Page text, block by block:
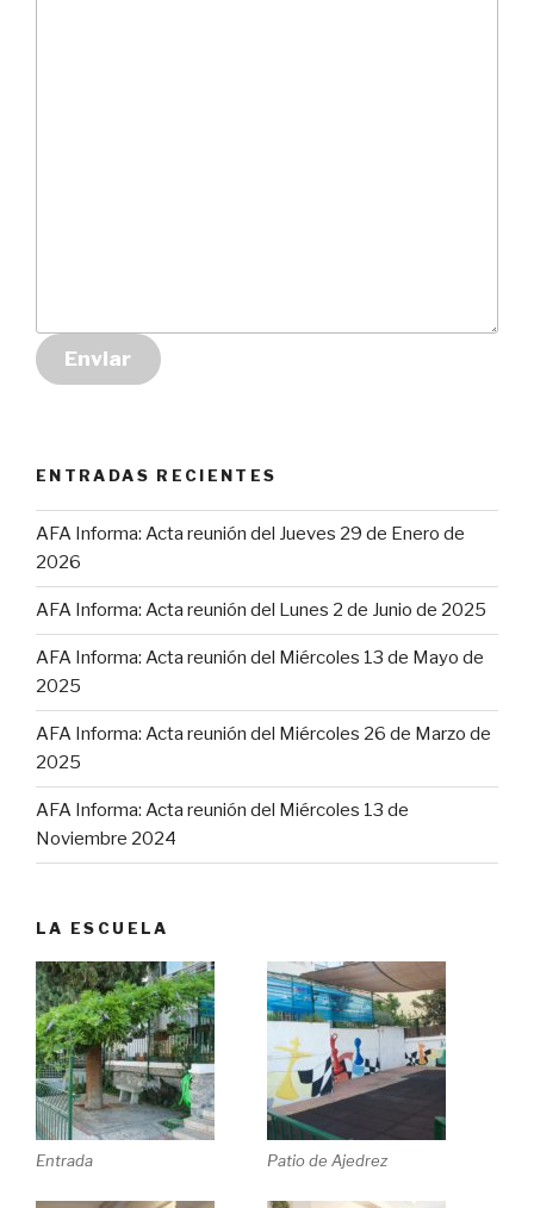
Enviar
ENTRADAS RECIENTES
AFA Informa: Acta reunión del Jueves 29 de Enero de
2026
AFA Informa: Acta reunión del Lunes 2 de Junio de 2025
AFA Informa: Acta reunión del Miércoles 13 de Mayo de
2025
AFA Informa: Acta reunión del Miércoles 26 de Marzo de
2025
AFA Informa: Acta reunión del Miércoles 13 de
Noviembre 2024
LA ESCUELA
Entrada Patio de Ajedrez